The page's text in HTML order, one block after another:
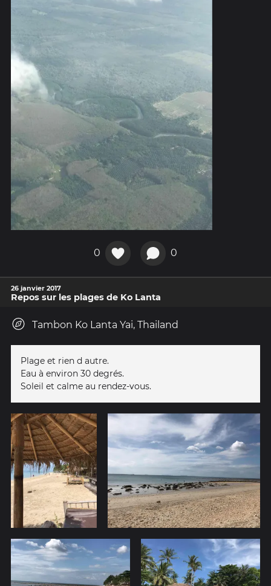
0 0
26 janvier 2017
Repos sur les plages de Ko Lanta
Tambon Ko Lanta Yai, Thailand
Plage et rien d autre.
Eau à environ 30 degrés.
Soleil et calme au rendez-vous.